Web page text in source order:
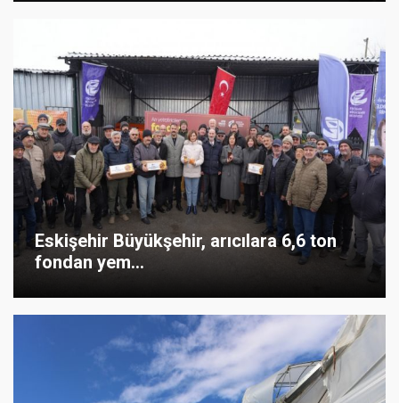
Eskişehir Büyükşehir, arıcılara 6,6 ton
fondan yem...